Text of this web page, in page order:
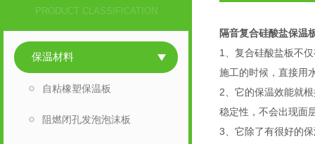
PRODUCT CLASSIFICATION
保温材料
自粘橡塑保温板
阻燃闭孔发泡泡沫板
隔音复合硅酸盐保温
1、复合硅酸盐板不
施工的时候，直接用
2、它的保温效能就
稳定性，不会出现面
3、它除了有很好的